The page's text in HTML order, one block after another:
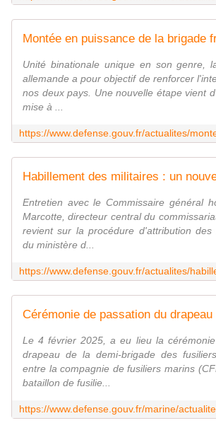
Unité binationale unique en son genre,
allemande a pour objectif de renforcer
nos deux pays. Une nouvelle étape vient
mise à ...
Entretien avec le Commissaire général
Marcotte, directeur central du
revient sur la procédure d'attribution des
du ministère d...
Cérémonie de passation du drapeau
Le 4 février 2025, a eu lieu la
drapeau de la demi-brigade des
entre la compagnie de fusiliers marins
bataillon de fusilie...